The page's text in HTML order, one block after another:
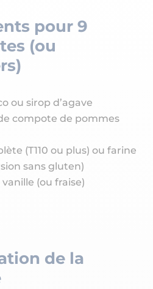
pour 9
(ou
ou sirop d’agave
compote de pommes
(T110 ou plus) ou farine
sans gluten)
(ou fraise)
de la